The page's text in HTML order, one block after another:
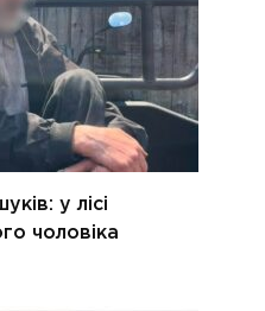
у лісі
чоловіка